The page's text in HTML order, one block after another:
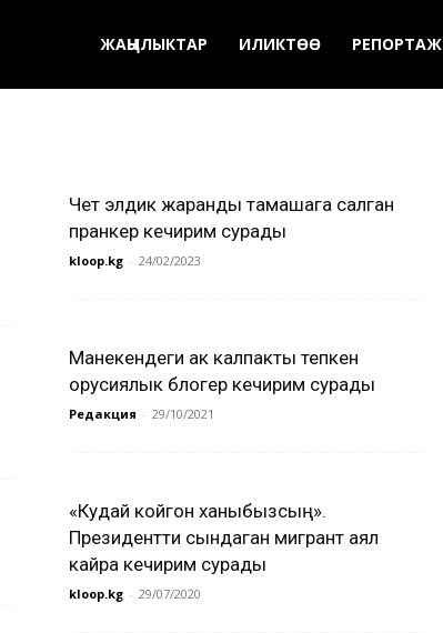
ЖАҢЫЛЫКТАР ИЛИКТӨӨ РЕПОРТАЖ
Чет элдик жаранды тамашага салган
пранкер кечирим сурады
kloop.kg - 24/02/2023
Манекендеги ак калпакты тепкен
орусиялык блогер кечирим сурады
Редакция - 29/10/2021
«Кудай койгон ханыбызсың».
Президентти сындаган мигрант аял
кайра кечирим сурады
kloop.kg - 29/07/2020